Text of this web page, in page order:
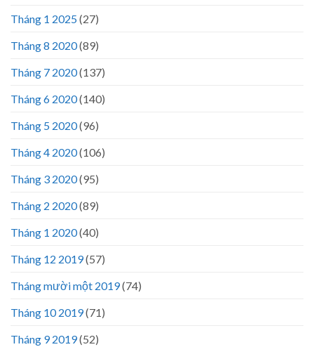
Tháng 1 2025(27)
Tháng 8 2020(89)
Tháng 7 2020(137)
Tháng 6 2020(140)
Tháng 5 2020(96)
Tháng 4 2020(106)
Tháng 3 2020(95)
Tháng 2 2020(89)
Tháng 1 2020(40)
Tháng 12 2019(57)
Tháng mười một 2019(74)
Tháng 10 2019(71)
Tháng 9 2019(52)